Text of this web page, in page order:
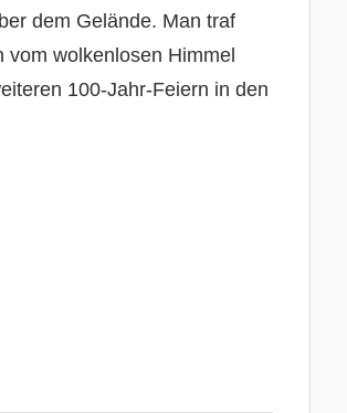
dem Gelände. Man traf
wolkenlosen Himmel
100-Jahr-Feiern in den